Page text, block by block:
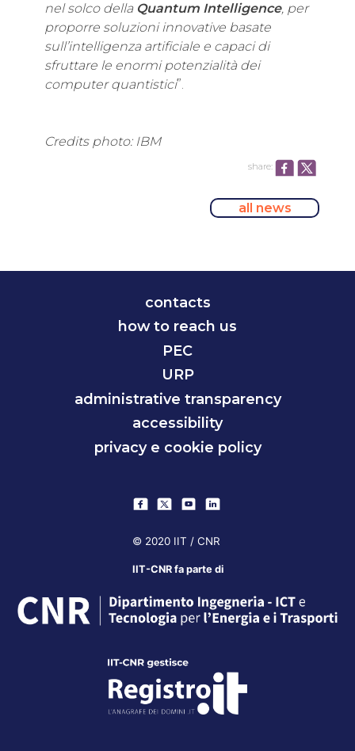
nel solco della Quantum Intelligence, per
proporre soluzioni innovative basate
sull’intelligenza artificiale e capaci di
sfruttare le enormi potenzialità dei
computer quantistici”.
Credits photo: IBM
share:
all news
contacts
how to reach us
PEC
URP
administrative transparency
accessibility
privacy e cookie policy
© 2020 IIT / CNR
IIT-CNR fa parte di